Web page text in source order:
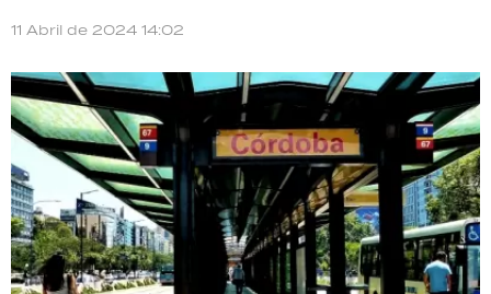
11 Abril de 2024 14:02
HORÓSCOPO
Seguinos